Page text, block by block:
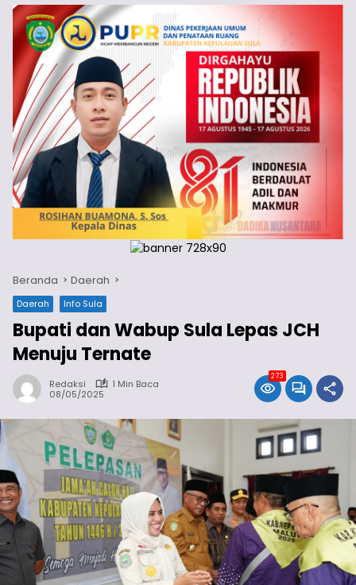
Beranda Daerah
Daerah Info Sula
Bupati dan Wabup Sula Lepas JCH
Menuju Ternate
Redaksi
1 Min Baca
08/05/2025
273